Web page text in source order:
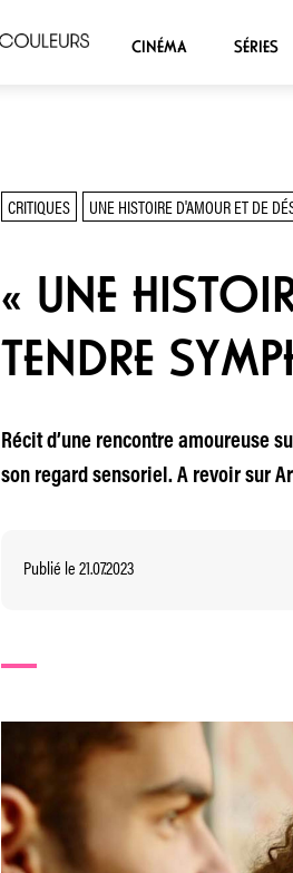
CINÉMA SÉRIES
CRITIQUES UNE HISTOIRE D'AMOUR ET DE
« UNE
TENDRE
Récit d’une rencontre amoureuse
son regard sensoriel. A revoir sur
Publié le 21.07.2023